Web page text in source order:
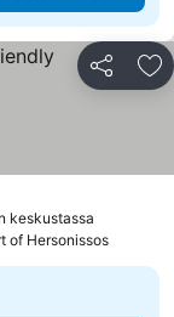
Jaa
keskustassa
of Hersonissos